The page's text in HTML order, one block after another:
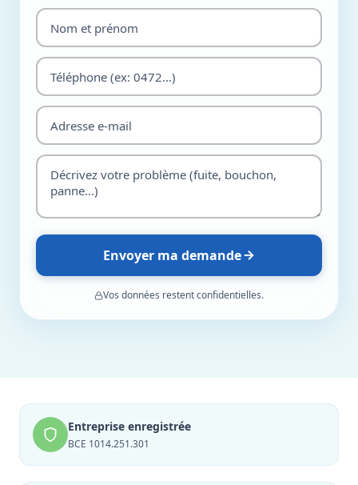
Envoyer ma demande
Vos données restent confidentielles.
Entreprise enregistrée
BCE 1014.251.301